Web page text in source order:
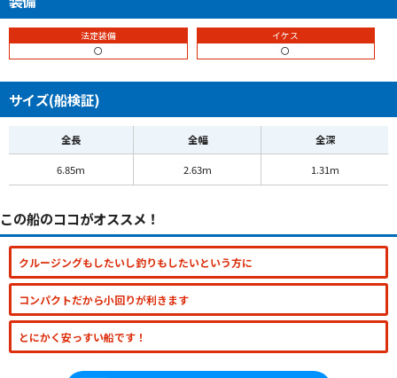
法定装備
〇
イケス
〇
サイズ(船検証)
全長 全幅 全深
6.85m 2.63m 1.31m
この船のココがオススメ！
クルージングもしたいし釣りもしたいという方に
コンパクトだから小回りが利きます
とにかく安っすい船です！